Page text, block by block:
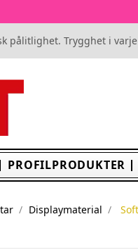
pålitlighet. Trygghet i
PROFILPRODUKTER
Displaymaterial